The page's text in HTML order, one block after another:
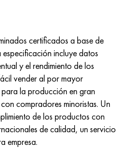
certificados a base de
incluye datos
y el rendimiento de los
vender al por mayor
la producción en gran
compradores minoristas. Un
de los productos con
de calidad, un servicio
empresa.
Mo®